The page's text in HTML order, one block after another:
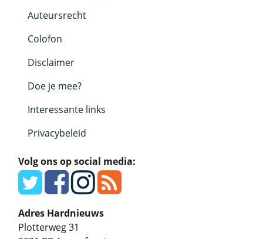
Auteursrecht
Colofon
Disclaimer
Doe je mee?
Interessante links
Privacybeleid
Volg ons op social media:
Adres Hardnieuws
Plotterweg 31